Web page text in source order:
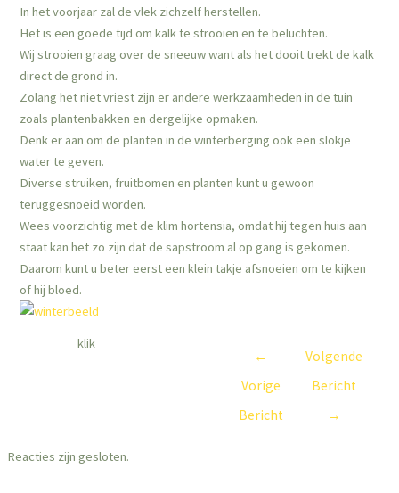
In het voorjaar zal de vlek zichzelf herstellen.
Het is een goede tijd om kalk te strooien en te beluchten.
Wij strooien graag over de sneeuw want als het dooit trekt de kalk
direct de grond in.
Zolang het niet vriest zijn er andere werkzaamheden in de tuin
zoals plantenbakken en dergelijke opmaken.
Denk er aan om de planten in de winterberging ook een slokje
water te geven.
Diverse struiken, fruitbomen en planten kunt u gewoon
teruggesnoeid worden.
Wees voorzichtig met de klim hortensia, omdat hij tegen huis aan
staat kan het zo zijn dat de sapstroom al op gang is gekomen.
Daarom kunt u beter eerst een klein takje afsnoeien om te kijken
of hij bloed.
klik
←
Vorige
Bericht
Volgende
Bericht
→
Reacties zijn gesloten.